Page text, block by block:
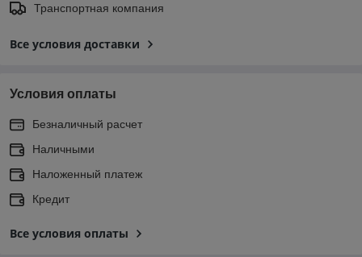
Транспортная компания
Все условия доставки
Условия оплаты
Безналичный расчет
Наличными
Наложенный платеж
Кредит
Все условия оплаты